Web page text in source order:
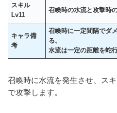
スキル
Lv11
召喚時の水流と攻撃時
キャラ備
考
召喚時に一定間隔でダ
る。
水流は一定の距離を蛇
召喚時に水流を発生させ、ス
で攻撃します。